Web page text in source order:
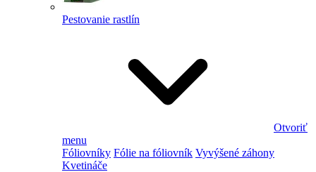
Pestovanie rastlín
Otvoriť
menu
Fóliovníky Fólie na fóliovník Vyvýšené záhony
Kvetináče